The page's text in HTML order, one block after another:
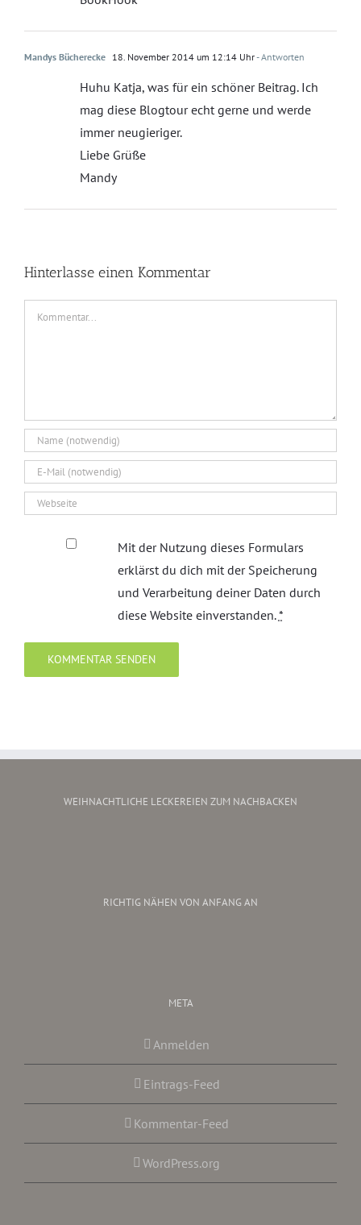
Mandys Bücherecke 18. November 2014 um 12:14 Uhr- Antworten
Huhu Katja, was für ein schöner Beitrag. Ich
mag diese Blogtour echt gerne und werde
immer neugieriger.
Liebe Grüße
Mandy
Hinterlasse einen Kommentar
Kommentar
Mit der Nutzung dieses Formulars
erklärst du dich mit der Speicherung
und Verarbeitung deiner Daten durch
diese Website einverstanden.*
WEIHNACHTLICHE LECKEREIEN ZUM NACHBACKEN
RICHTIG NÄHEN VON ANFANG AN
META
Anmelden
Eintrags-Feed
Kommentar-Feed
WordPress.org